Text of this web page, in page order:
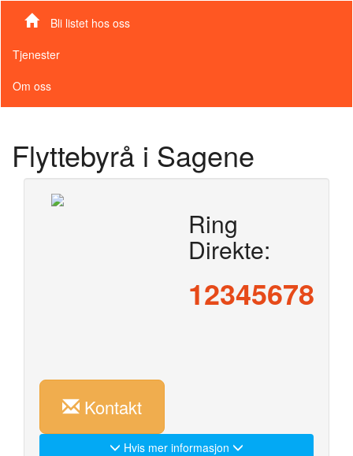
Bli listet hos oss
Tjenester
Om oss
Flyttebyrå i Sagene
Ring
Direkte:
12345678
Kontakt
Hvis mer informasjon